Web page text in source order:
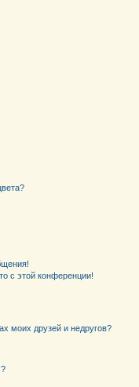
с этой конференции!
моих друзей и недругов?